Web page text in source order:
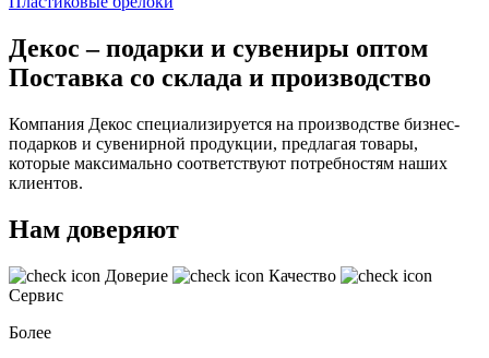
Декос – подарки и сувениры оптом
Поставка со склада и производство
Компания Декос специализируется на производстве бизнес-
подарков и сувенирной продукции, предлагая товары,
которые максимально соответствуют потребностям наших
клиентов.
Нам доверяют
Доверие
Качество
Сервис
Более